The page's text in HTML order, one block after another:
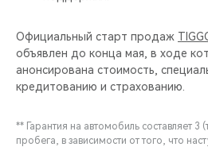
Официальный старт продаж
объявлен до конца мая, в ходе
анонсирована стоимость,
кредитованию и страхованию.
** Гарантия на автомобиль составляет 3
пробега, в зависимости от того, что